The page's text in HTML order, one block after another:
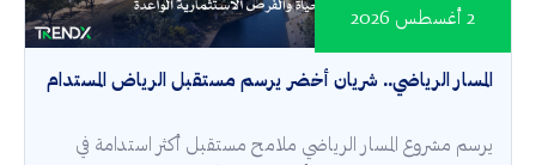
المسار الرياضي.. شريان أخضر يرسم مستقبل الرياض المستدام
2 أغسطس 2026
يرسم مشروع المسار الرياضي ملامح مستقبل أكثر استدامة في